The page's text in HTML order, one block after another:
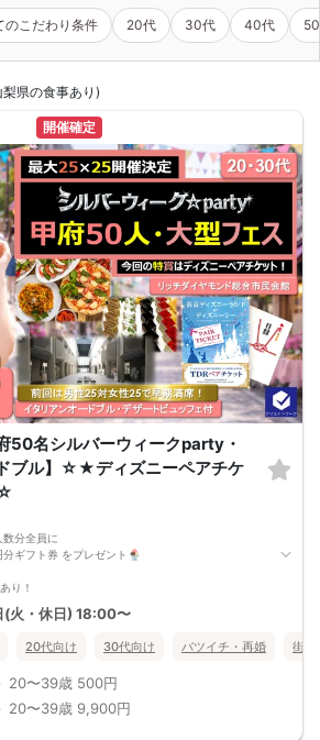
のこだわり条件 20代 30代 40代
県の食事あり)
開催確定
50名シルバーウィークparty・
ブル】☆★ディズニーペアチケ
分全員に
ギフト券 をプレゼント🍨
り！
ります ★☆
★大型フェス】✨🌿
イベント🌷
を楽しみませんか？✨
火・休日) 18:00〜
20代向け 30代向け バツイチ・再婚 街コ
20〜39歳 500円
20〜39歳 9,900円